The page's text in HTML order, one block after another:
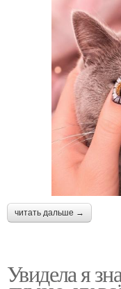
читать дальше →
Увидела я